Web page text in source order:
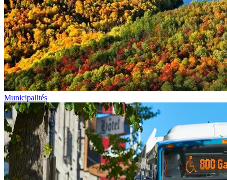
Municipalités